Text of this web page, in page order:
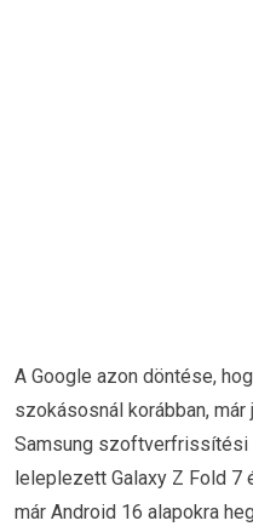
A Google azon döntése,
szokásosnál korábban,
Samsung szoftverfrissítési
leleplezett Galaxy Z Fold 7
már Android 16 alapokra